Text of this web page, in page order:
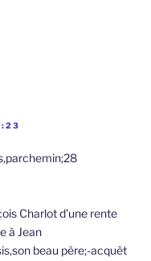
Charlot d’une rente
à Jean
beau père;-acquêt